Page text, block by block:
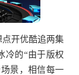
开优酷追两集
冷的“由于版权
景，相信每一